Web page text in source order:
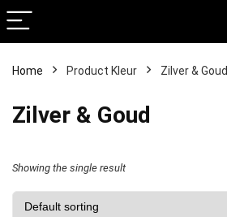
Home Product Kleur ‎Zilver & Goud
‎Zilver & Goud
Showing the single result